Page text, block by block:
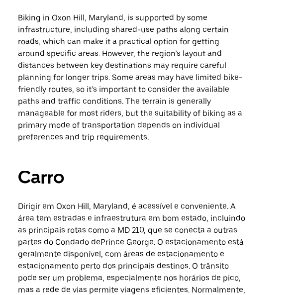
Biking in Oxon Hill, Maryland, is supported by some
infrastructure, including shared-use paths along certain
roads, which can make it a practical option for getting
around specific areas. However, the region’s layout and
distances between key destinations may require careful
planning for longer trips. Some areas may have limited bike-
friendly routes, so it’s important to consider the available
paths and traffic conditions. The terrain is generally
manageable for most riders, but the suitability of biking as a
primary mode of transportation depends on individual
preferences and trip requirements.
Carro
Dirigir em Oxon Hill, Maryland, é acessível e conveniente. A
área tem estradas e infraestrutura em bom estado, incluindo
as principais rotas como a MD 210, que se conecta a outras
partes do Condado dePrince George. O estacionamento está
geralmente disponível, com áreas de estacionamento e
estacionamento perto dos principais destinos. O trânsito
pode ser um problema, especialmente nos horários de pico,
mas a rede de vias permite viagens eficientes. Normalmente,